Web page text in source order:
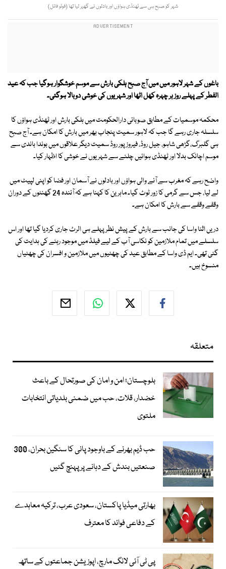
شہر کو صبح ہی سے ٹھنڈی ہواؤں اور بادلوں نے گھیر لیا تھا (فوٹو فائل)
باغوں کے شہر لاہور میں میں آج صبح ہلکی بارش سے موسم خوشگوار ہوگیا جب کہ عید
الفطر کے پہلے روز ہر چہرہ کھل اٹھا اور شہریوں کی خوشی دوبالا ہوگئی۔
محکمہ موسمیات کے مطابق صوبائی دارالحکومت میں ہلکی بارش اور ٹھنڈی ہواؤں کا
سلسلہ جاری رہے گا جب کہ لاہور سمیت پنجاب بھر میں بارش کا امکان ہے۔ آج صبح
ہی گلبرگ،گڑھی شاہو، جیل روڈ، فیروز پور روڈ سمیت دیگر علاقوں میں بوندا باندی سے
موسم اچانک بدلا اور ٹھنڈی ہوائیں چلنے سے شہریوں نے خوشی کا اظہار کیا۔
واضح رہے کہ مغرب سے آنے والی ہواؤں اور بادلوں نے آسمان اور فضا کو اپنی لپیٹ میں
لے لیا، جس سے گرمی کا زور ٹوٹ گیا۔ ماہرین کا کہنا ہے کہ آئندہ 24 گھنٹوں کے دوران
وقفے وقفے سے بارش کا امکان ہے۔
دریں اثنا واسا کی جانب سے بارش کے پیش نظر پہلے ہی الرٹ جاری کردیا گیا تھا اور اس
سلسلے میں تمام ملازمین کو نکاسی آب کے لیے فیلڈ میں موجود رہنے کی ہدایت کی
گئی تھی۔ ایم ڈی واسا کے مطابق عید کی چھٹیوں میں ملازمین و افسران کی چھٹیاں
منسوخ ہیں۔
متعلقہ
بلوچستان؛ امن و امان کی صورتحال کے باعث
خضدار، قلات، حب میں ضمنی بلدیاتی انتخابات
ملتوی
حب ڈیم بھرنے کے باوجود پانی کا سنگین بحران، 300
صنعتیں بندش کے دہانے پر پہنچ گئیں
بھارتی میڈیا پاکستان، سعودی عرب، ترکیہ معاہدے
کے دفاعی فوائد کا معترف
پی ٹی آئی لانگ مارچ، اپوزیشن جماعتوں کے ساتھ